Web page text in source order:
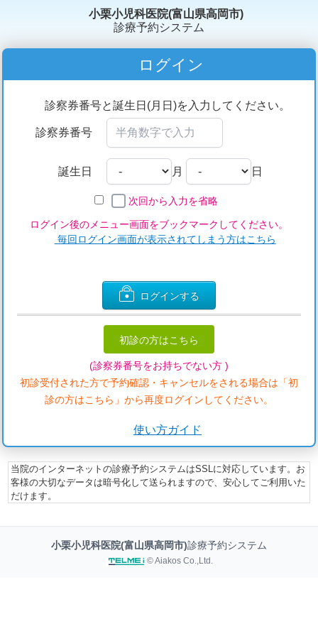
小栗小児科医院(富山県高岡市)
診療予約システム
ログイン
診察券番号と誕生日(月日)を入力してください。
診察券番号
誕生日 月 日
次回から入力を省略
ログイン後のメニュー画面をブックマークしてください。
毎回ログイン画面が表示されてしまう方はこちら
ログインする
初診の方はこちら
(診察券番号をお持ちでない方 )
初診受付された方で予約確認・キャンセルをされる場合は「初
診の方はこちら」から再度ログインしてください。
使い方ガイド
当院のインターネットの診療予約システムはSSLに対応しています。お
客様の大切なデータは暗号化して送られますので、安心してご利用いた
だけます。
小栗小児科医院(富山県高岡市)診療予約システム
© Aiakos Co.,Ltd.